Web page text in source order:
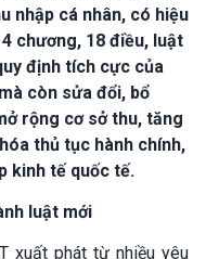
nhập cá nhân, có hiệu
chương, 18 điều, luật
định tích cực của
còn sửa đổi, bổ
rộng cơ sở thu, tăng
thủ tục hành chính,
kinh tế quốc tế.
luật mới
xuất phát từ nhiều yêu